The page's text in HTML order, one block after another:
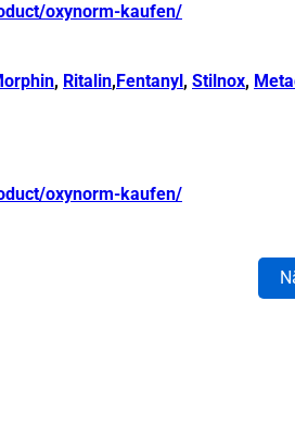
oxynorm-kaufen/
, Ritalin, Fentanyl , Stilnox,
oxynorm-kaufen/